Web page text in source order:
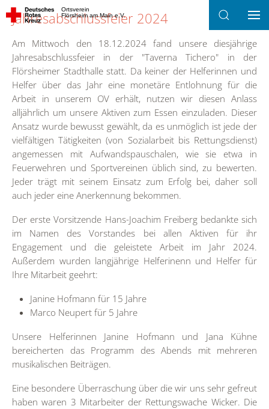
Ortsverein
Flörsheim am Main e.V.
Jahresabschlussfeier 2024
Am Mittwoch den 18.12.2024 fand unsere diesjährige
Jahresabschlussfeier in der "Taverna Tichero" in der
Flörsheimer Stadthalle statt. Da keiner der Helferinnen und
Helfer über das Jahr eine monetäre Entlohnung für die
Arbeit in unserem OV erhält, nutzen wir diesen Anlass
alljährlich um unsere Aktiven zum Essen einzuladen. Dieser
Ansatz wurde bewusst gewählt, da es unmöglich ist jede der
vielfältigen Tätigkeiten (von Sozialarbeit bis Rettungsdienst)
angemessen mit Aufwandspauschalen, wie sie etwa in
Feuerwehren und Sportvereinen üblich sind, zu bewerten.
Jeder trägt mit seinem Einsatz zum Erfolg bei, daher soll
auch jeder eine Anerkennung bekommen.
Der erste Vorsitzende Hans-Joachim Freiberg bedankte sich
im Namen des Vorstandes bei allen Aktiven für ihr
Engagement und die geleistete Arbeit im Jahr 2024.
Außerdem wurden langjährige Helferinenn und Helfer für
Ihre Mitarbeit geehrt:
Janine Hofmann für 15 Jahre
Marco Neupert für 5 Jahre
Unsere Helferinnen Janine Hofmann und Jana Kühne
bereicherten das Programm des Abends mit mehreren
musikalischen Beiträgen.
Eine besondere Überraschung über die wir uns sehr gefreut
haben waren 3 Mitarbeiter der Rettungswache Wicker. Die